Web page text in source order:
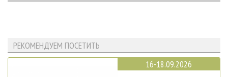
РЕКОМЕНДУЕМ ПОСЕТИТЬ
16-18.09.2026